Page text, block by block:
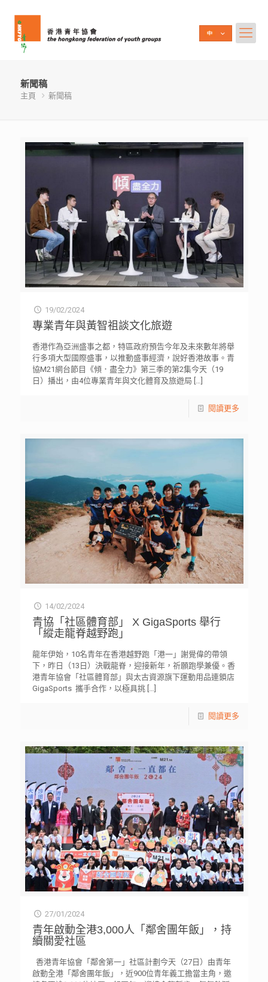
新聞稿
主頁 新聞稿
19/02/2024
專業青年與黃智祖談文化旅遊
香港作為亞洲盛事之都，特區政府預告今年及未來數年將舉
行多項大型國際盛事，以推動盛事經濟，說好香港故事。青
協M21網台節目《傾．盡全力》第三季的第2集今天（19
日）播出，由4位專業青年與文化體育及旅遊局 […]
閱讀更多
14/02/2024
青協「社區體育部」 X GigaSports 舉行
「縱走龍脊越野跑」
龍年伊始，10名青年在香港越野跑「港一」謝覺偉的帶領
下，昨日（13日）決戰龍脊，迎接新年，祈願跑學兼優。香
港青年協會「社區體育部」與太古資源旗下運動用品連鎖店
GigaSports 攜手合作，以極具挑[…]
閱讀更多
27/01/2024
青年啟動全港3,000人「鄰舍團年飯」，持
續關愛社區
香港青年協會「鄰舍第一」社區計劃今天（27日）由青年
啟動全港「鄰舍團年飯」，近900位青年義工擔當主角，邀